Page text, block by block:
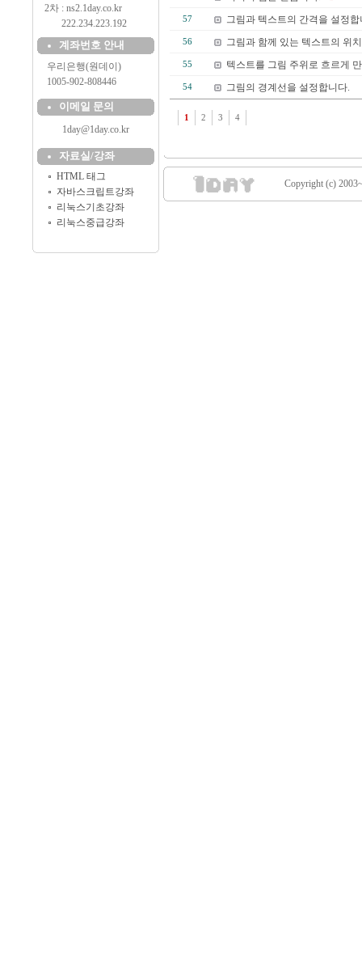
2차 : ns2.1day.co.kr
222.234.223.192
계좌번호 안내
우리은행(원데이)
1005-902-808446
이메일 문의
1day@1day.co.kr
자료실/강좌
HTML 태그
자바스크립트강좌
리눅스기초강좌
리눅스중급강좌
57 그림과 텍스트의 간격을 설정합
56 그림과 함께 있는 텍스트의 위
55 텍스트를 그림 주위로 흐르게
54 그림의 경계선을 설정합니다.
1 2 3 4
Copyright (c)